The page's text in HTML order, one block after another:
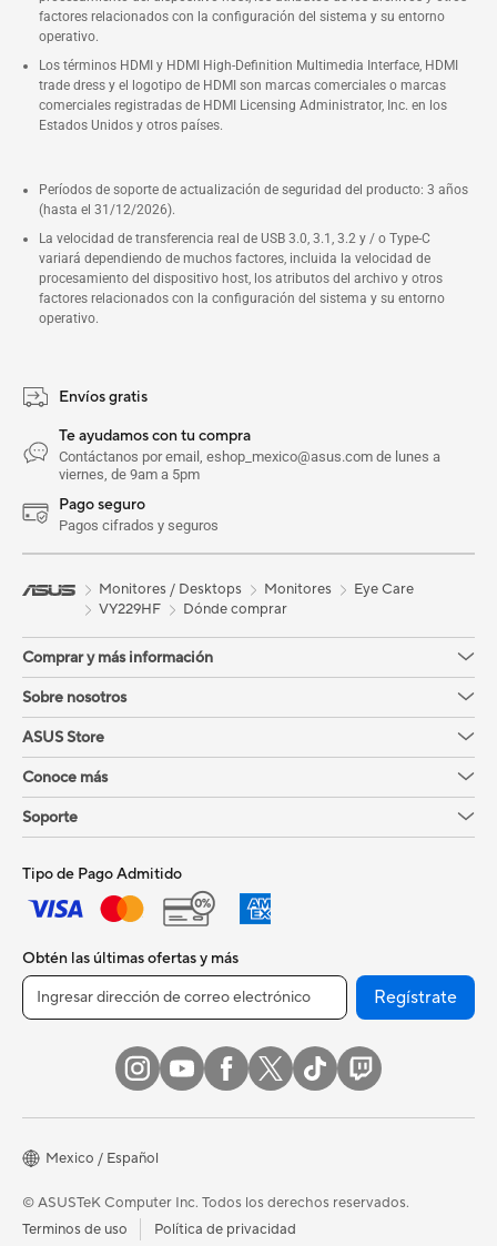
factores relacionados con la configuración del sistema y su entorno
operativo.
Los términos HDMI y HDMI High-Definition Multimedia Interface, HDMI
trade dress y el logotipo de HDMI son marcas comerciales o marcas
comerciales registradas de HDMI Licensing Administrator, Inc. en los
Estados Unidos y otros países.
Períodos de soporte de actualización de seguridad del producto: 3 años
(hasta el 31/12/2026).
La velocidad de transferencia real de USB 3.0, 3.1, 3.2 y / o Type-C
variará dependiendo de muchos factores, incluida la velocidad de
procesamiento del dispositivo host, los atributos del archivo y otros
factores relacionados con la configuración del sistema y su entorno
operativo.
Envíos gratis
Te ayudamos con tu compra
Contáctanos por email, eshop_mexico@asus.com de lunes a
viernes, de 9am a 5pm
Pago seguro
Pagos cifrados y seguros
Monitores / Desktops Monitores
Eye Care
VY229HF
Dónde comprar
Comprar y más información
Sobre nosotros
ASUS Store
Conoce más
Soporte
Tipo de Pago Admitido
Obtén las últimas ofertas y más
Regístrate
Mexico / Español
© ASUSTeK Computer Inc. Todos los derechos reservados.
Terminos de uso
Política de privacidad